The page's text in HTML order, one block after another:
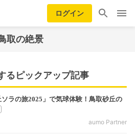
ログイン
取の絶景
るピックアップ記事
ソラの旅2025」で気球体験！鳥取砂丘の
aumo Partner